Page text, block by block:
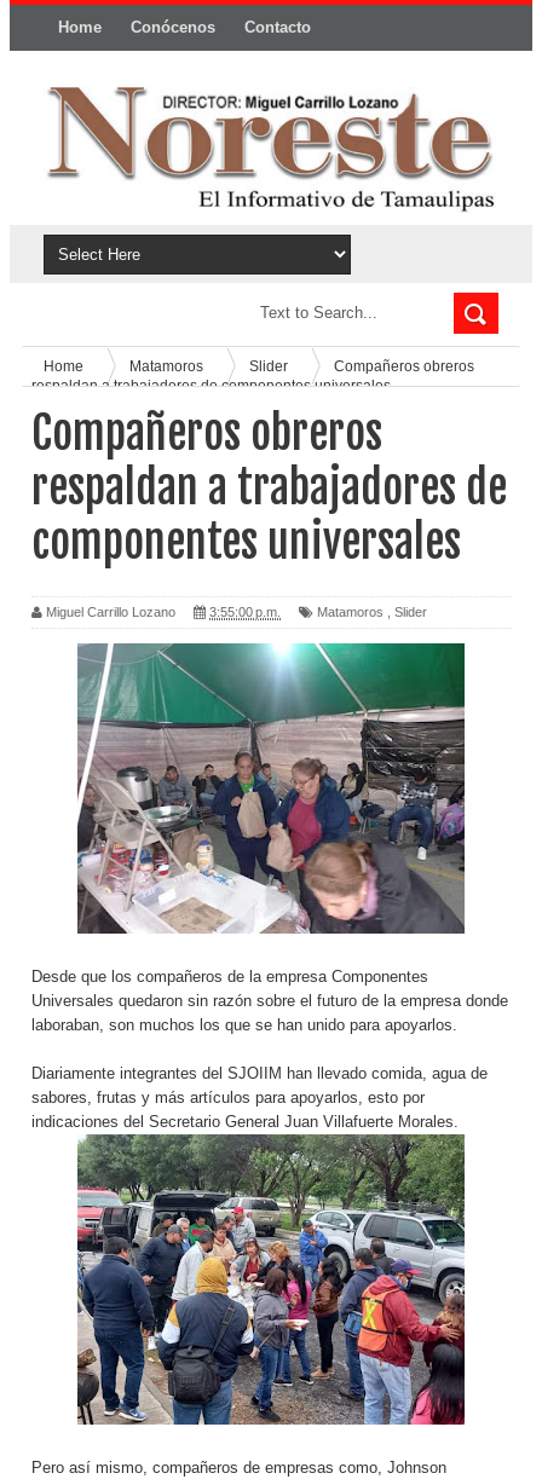
Home Conócenos Contacto
Home Matamoros Slider
Compañeros obreros
respaldan a trabajadores de componentes universales
Compañeros obreros
respaldan a trabajadores de
componentes universales
Miguel Carrillo Lozano 3:55:00 p.m. Matamoros Slider
Desde que los compañeros de la empresa Componentes
Universales quedaron sin razón sobre el futuro de la empresa donde
laboraban, son muchos los que se han unido para apoyarlos.
Diariamente integrantes del SJOIIM han llevado comida, agua de
sabores, frutas y más artículos para apoyarlos, esto por
indicaciones del Secretario General Juan Villafuerte Morales.
Pero así mismo, compañeros de empresas como, Johnson